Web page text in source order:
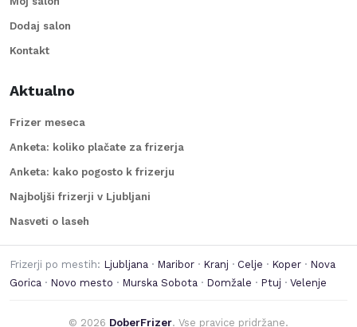
Dodaj salon
Kontakt
Aktualno
Frizer meseca
Anketa: koliko plačate za frizerja
Anketa: kako pogosto k frizerju
Najboljši frizerji v Ljubljani
Nasveti o laseh
Frizerji po mestih: Ljubljana · Maribor · Kranj · Celje · Koper · Nova
Gorica · Novo mesto · Murska Sobota · Domžale · Ptuj · Velenje
© 2026 DoberFrizer. Vse pravice pridržane.